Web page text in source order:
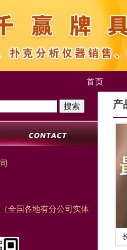
首页
全国各地有分公司实体
产